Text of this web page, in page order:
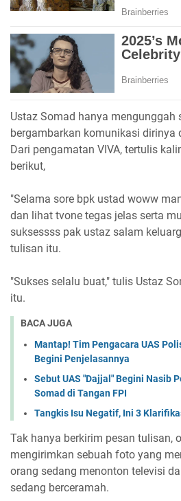
Ustaz Somad hanya mengunggah
bergambarkan komunikasi dirinya
Dari pengamatan VIVA, tertulis
berikut,
"Selama sore bpk ustad woww
dan lihat tvone tegas jelas serta
suksessss pak ustaz salam
tulisan itu.
"Sukses selalu buat," tulis Ustaz
itu.
BACA JUGA
Mantap! Tim Pengacara UAS
Begini Penjelasannya
Sebut UAS "Dajjal" Begini Nasib
Somad di Tangan FPI
Tangkis Isu Negatif, Ini 3
Tak hanya berkirim pesan tulisan,
mengirimkan sebuah foto yang
orang sedang menonton televisi
sedang berceramah.